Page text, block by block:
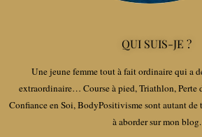
QUI SUIS-JE ?
Une jeune femme tout à fait ordinaire qui a
extraordinaire… Course à pied, Triathlon, Perte
Confiance en Soi, BodyPositivisme sont autant de
à aborder sur mon blog.